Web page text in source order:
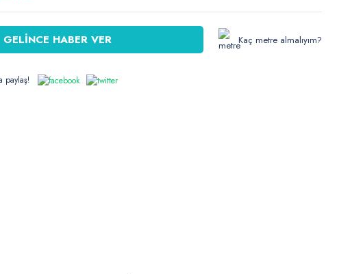
GELİNCE HABER VER Kaç metre almalıyım?
paylaş!